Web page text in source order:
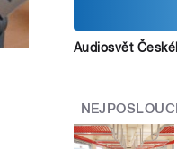
Audiosvět